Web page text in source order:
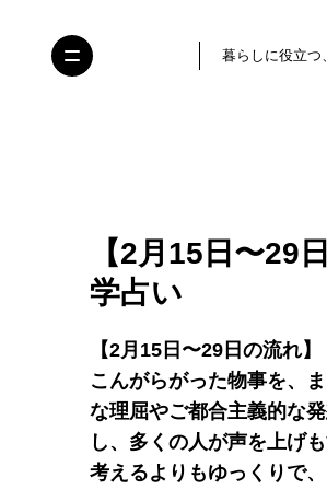
暮らしに役立つ
【2月15日〜29
学占い
【2月15日〜29日の流れ】
こんがらがった物事を、
な理屈やご都合主義的な
し、多くの人が声を上げ
考えるよりもゆっくりで